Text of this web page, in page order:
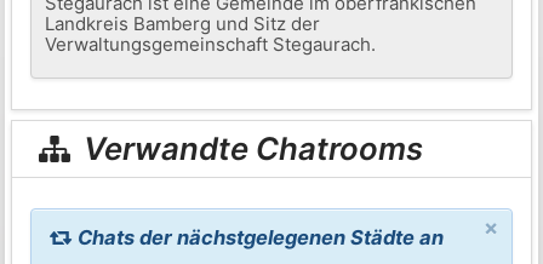
Landkreis Bamberg und Sitz der
Verwaltungsgemeinschaft Stegaurach.
Verwandte Chatrooms
×
Chats der nächstgelegenen Städte an